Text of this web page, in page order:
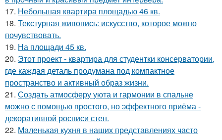
17. Небольшая квартира площадью 46 кв.
18. Текстурная живопись: искусство, которое можно
почувствовать.
19. На площади 45 кв.
20. Этот проект - квартира для студентки консерватории,
где каждая деталь продумана под компактное
пространство и активный образ жизни.
21. Создать атмосферу уюта и гармонии в спальне
можно с помощью простого, но эффектного приёма -
декоративной росписи стен.
22. Маленькая кухня в наших представлениях часто